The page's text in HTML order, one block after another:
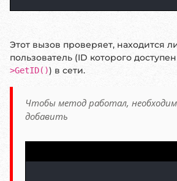
Этот вызов проверяет, находится
пользователь (ID которого
>GetID()) в сети.
Чтобы метод работал,
добавить